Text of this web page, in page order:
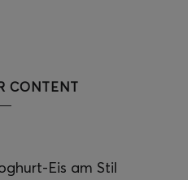
CONTENT
Eis am Stil